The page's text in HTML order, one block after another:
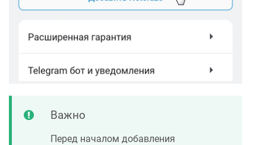
Важно
Перед началом добавления